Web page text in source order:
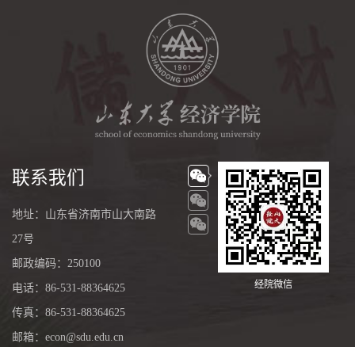
联系我们
地址：山东省济南市山大南路
27号
邮政编码：250100
电话：86-531-88364625
传真：86-531-88364625
邮箱：econ@sdu.edu.cn
经院微信